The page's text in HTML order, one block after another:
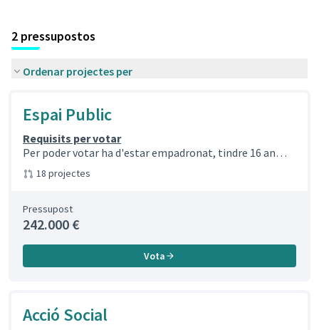
2 pressupostos
Ordenar projectes per
Espai Public
Requisits per votar
Per poder votar ha d'estar empadronat, tindre 16 an…
18 projectes
Pressupost
242.000 €
Vota
Acció Social